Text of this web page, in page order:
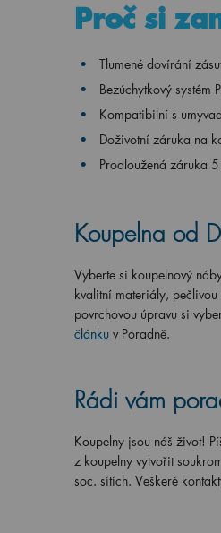
Proč si
Tlumené dovírání
Bezúchytkový systém
Kompatibilní s
Doživotní záruka na
Prodloužená záruka
Koupelna od
Vyberte si koupelnový
kvalitní materiály,
povrchovou úpravu si
článku v Poradně.
Rádi vám
Koupelny jsou náš život!
z koupelny vytvořit
soc. sítích. Veškeré